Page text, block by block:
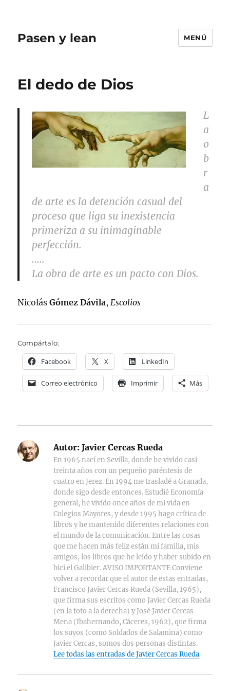
Pasen y lean MENÚ
El dedo de Dios
L
a
o
b
r
a
de arte es la detención casual del
proceso que liga su inexistencia
primeriza a su inimaginable
perfección.
…..
La obra de arte es un pacto con Dios.
NicolásGómez Dávila,Escolios
Compártalo:
Facebook X LinkedIn
Correo electrónico Imprimir Más
Autor: Javier Cercas Rueda
En 1965 nací en Sevilla, donde he vivido casi
treinta años con un pequeño paréntesis de
cuatro en Jerez. En 1994 me trasladé a Granada,
donde sigo desde entonces. Estudié Economía
general, he vivido once años de mi vida en
Colegios Mayores, y desde 1995 hago crítica de
libros y he mantenido diferentes relaciones con
el mundo de la comunicación. Entre las cosas
que me hacen más feliz están mi familia, mis
amigos, los libros que he leído y haber subido en
bici el Galibier. AVISO IMPORTANTE Conviene
volver a recordar que el autor de estas entradas,
Francisco Javier Cercas Rueda (Sevilla, 1965),
que firma sus escritos como Javier Cercas Rueda
(en la foto a la derecha) y José Javier Cercas
Mena (Ibahernando, Cáceres, 1962), que firma
los suyos (como Soldados de Salamina) como
Javier Cercas, somos dos personas distintas.
Lee todas las entradas de Javier Cercas Rueda